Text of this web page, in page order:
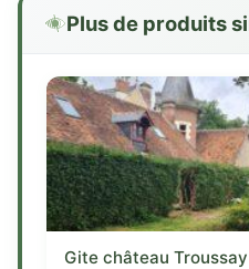
Plus de produits
Gite château